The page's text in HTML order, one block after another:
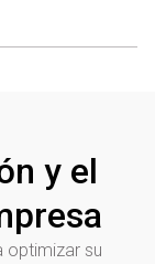
y el
optimizar su